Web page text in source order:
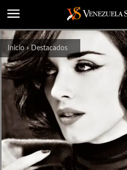
Inicio Destacados